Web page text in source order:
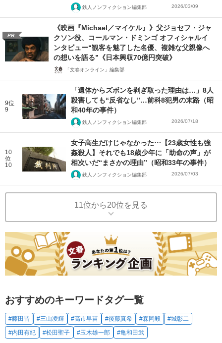
鉄人ノンフィクション編集部 2026/03/09
PR
《映画『Michael／マイケル』》父ジョセフ・ジャ
クソン役、コールマン・ドミンゴ オフィシャルイ
ンタビュー“観客を魅了した名優、複雑な父親像へ
の想いを語る”《日本興収70億円突破》
「文春オンライン」編集部
9位
9
「遺体からズボンを剥ぎ取った理由は…」8人
殺害しても“反省なし”…前科8犯男の末路（昭
和40年の事件）
鉄人ノンフィクション編集部 2026/07/18
10
位
10
女子高生だけじゃなかった⋯【23歳女性も強
姦殺人】それでも18歳少年に「助命の声」が
相次いだ“まさかの理由”（昭和33年の事件）
鉄人ノンフィクション編集部 2026/07/03
11位から20位を見る
おすすめのキーワードタグ一覧
#藤田晋 #三山凌輝 #高市早苗 #後藤真希 #森岡毅
#城彰二
#内田有紀
#松田聖子 #玉木雄一郎 #亀和田武